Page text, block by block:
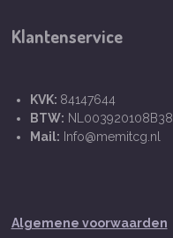
Klantenservice
KVK: 84147644
BTW: NL003920108B38
Mail: Info@memitcg.nl
Algemene voorwaarden